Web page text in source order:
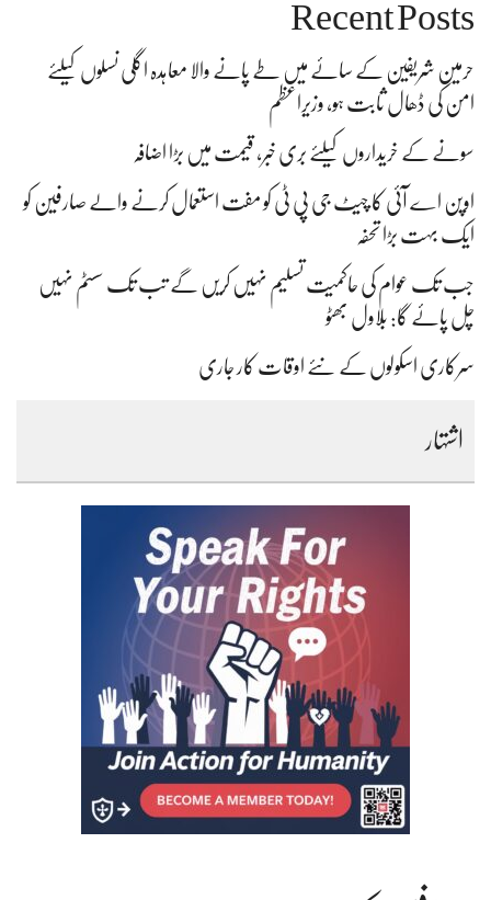
Recent Posts
حرمین شریفین کے سائے میں طے پانے والا معاہدہ اگلی نسلوں کیلئے
امن کی ڈھال ثابت ہو، وزیراعظم
سونے کے خریداروں کیلئے بری خبر، قیمت میں بڑا اضافہ
اوپن اے آئی کا چیٹ جی پی ٹی کو مفت استعمال کرنے والے صارفین کو
ایک بہت بڑا تحفہ
جب تک عوام کی حاکمیت تسلیم نہیں کریں گے تب تک سسٹم نہیں
چل پائے گا: بلاول بھٹو
سرکاری اسکولوں کے نئے اوقات کار جاری
اشتہار